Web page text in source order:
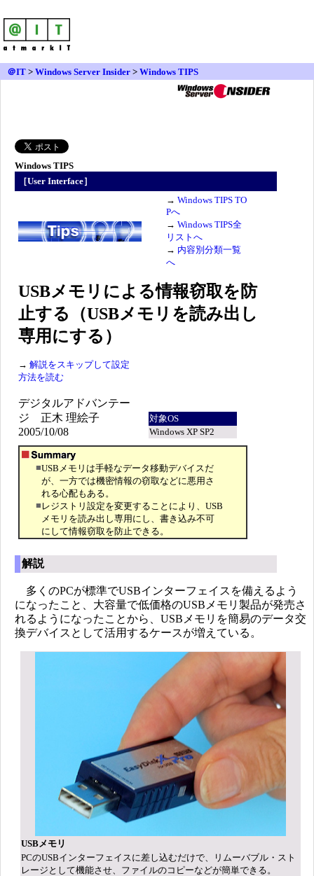
＠IT > Windows Server Insider > Windows TIPS
Windows TIPS
［User Interface］
→ Windows TIPS TO
Pへ
→ Windows TIPS全
リストへ
→ 内容別分類一覧
へ
USBメモリによる情報窃取を防
止する（USBメモリを読み出し
専用にする）
→ 解説をスキップして設定
方法を読む
デジタルアドバンテー
ジ 正木 理絵子
2005/10/08
対象OS
Windows XP SP2
■USBメモリは手軽なデータ移動デバイスだ
が、一方では機密情報の窃取などに悪用さ
れる心配もある。
■ レジストリ設定を変更することにより、USB
メモリを読み出し専用にし、書き込み不可
にして情報窃取を防止できる。
解説
多くのPCが標準でUSBインターフェイスを備えるよう
になったこと、大容量で低価格のUSBメモリ製品が発売さ
れるようになったことから、USBメモリを簡易のデータ交
換デバイスとして活用するケースが増えている。
USBメモリ
PCのUSBインターフェイスに差し込むだけで、リムーバブル・スト
レージとして機能させ、ファイルのコピーなどが簡単できる。